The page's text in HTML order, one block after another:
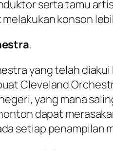
serta tamu
konson
.
yang telah
Cleveland
yang mana
dapat
setiap penampilan